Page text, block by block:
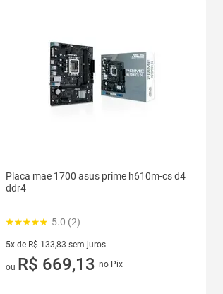
Placa mae 1700 asus prime h610m-cs d4
ddr4
5.0 (2)
5x de R$ 133,83 sem juros
5 vez de R$ 133,83 sem juros
ou R$ 669,13 no Pix